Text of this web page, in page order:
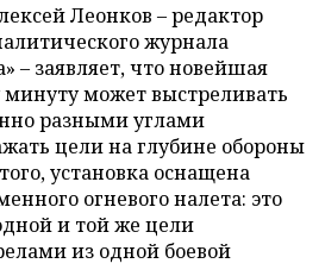
Леонков – редактор
журнала
– заявляет, что новейшая
минуту может выстреливать
разными углами
цели на глубине обороны
установка оснащена
огневого налета: это
и той же цели
из одной боевой